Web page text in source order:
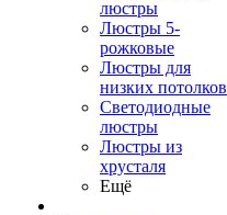
люстры
Люстры 5-
рожковые
Люстры для
низких потолков
Cветодиодные
люстры
Люстры из
хрусталя
Ещё